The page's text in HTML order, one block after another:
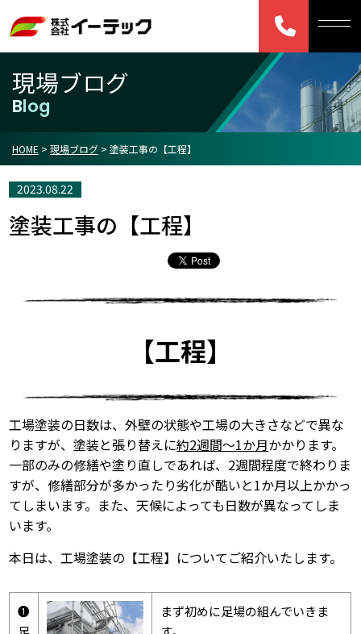
現場ブログ
Blog
HOME > 現場ブログ > 塗装工事の【工程】
2023.08.22
塗装工事の【工程】
【工程】
工場塗装の日数は、外壁の状態や工場の大きさなどで異な
りますが、塗装と張り替えに約2週間～1か月かかります。
一部のみの修繕や塗り直しであれば、2週間程度で終わりま
すが、修繕部分が多かったり劣化が酷いと1か月以上かかっ
てしまいます。また、天候によっても日数が異なってしま
います。
本日は、工場塗装の【工程】についてご紹介いたします。
➊
まず初めに足場の組んでいきま